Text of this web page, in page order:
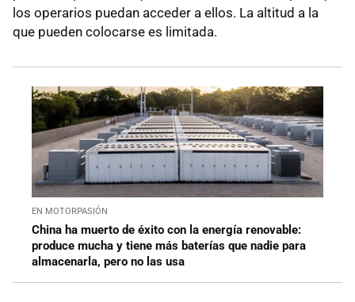
los operarios puedan acceder a ellos. La altitud a la
que pueden colocarse es limitada.
EN MOTORPASIÓN
China ha muerto de éxito con la energía renovable:
produce mucha y tiene más baterías que nadie para
almacenarla, pero no las usa